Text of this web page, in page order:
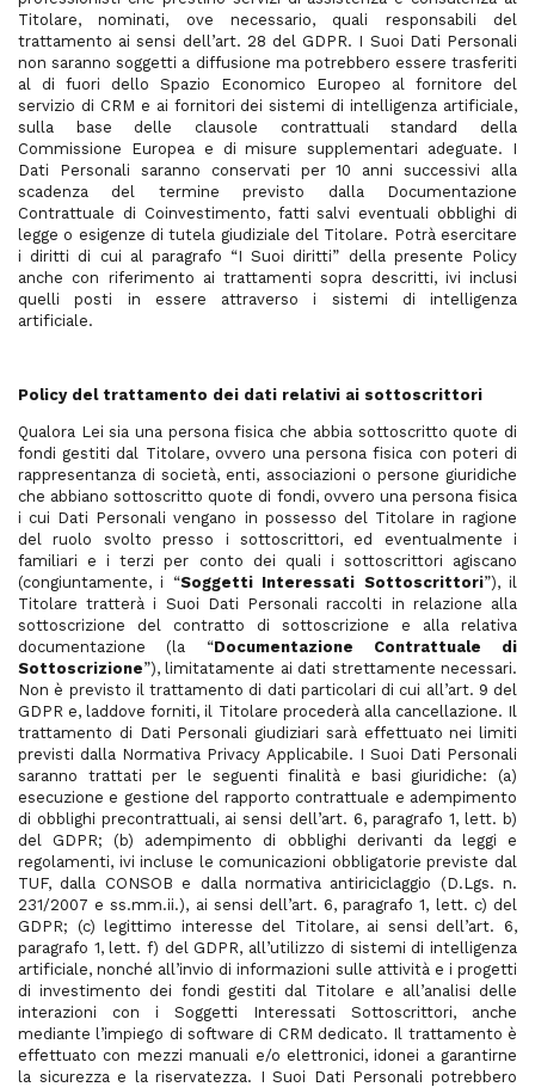
Titolare, nominati, ove necessario, quali responsabili del
trattamento ai sensi dell’art. 28 del GDPR. I Suoi Dati Personali
non saranno soggetti a diffusione ma potrebbero essere trasferiti
al di fuori dello Spazio Economico Europeo al fornitore del
servizio di CRM e ai fornitori dei sistemi di intelligenza artificiale,
sulla base delle clausole contrattuali standard della
Commissione Europea e di misure supplementari adeguate. I
Dati Personali saranno conservati per 10 anni successivi alla
scadenza del termine previsto dalla Documentazione
Contrattuale di Coinvestimento, fatti salvi eventuali obblighi di
legge o esigenze di tutela giudiziale del Titolare. Potrà esercitare
i diritti di cui al paragrafo “I Suoi diritti” della presente Policy
anche con riferimento ai trattamenti sopra descritti, ivi inclusi
quelli posti in essere attraverso i sistemi di intelligenza
artificiale.
Policy del trattamento dei dati relativi ai sottoscrittori
Qualora Lei sia una persona fisica che abbia sottoscritto quote di
fondi gestiti dal Titolare, ovvero una persona fisica con poteri di
rappresentanza di società, enti, associazioni o persone giuridiche
che abbiano sottoscritto quote di fondi, ovvero una persona fisica
i cui Dati Personali vengano in possesso del Titolare in ragione
del ruolo svolto presso i sottoscrittori, ed eventualmente i
familiari e i terzi per conto dei quali i sottoscrittori agiscano
(congiuntamente, i “Soggetti Interessati Sottoscrittori”), il
Titolare tratterà i Suoi Dati Personali raccolti in relazione alla
sottoscrizione del contratto di sottoscrizione e alla relativa
documentazione (la “Documentazione Contrattuale di
Sottoscrizione”), limitatamente ai dati strettamente necessari.
Non è previsto il trattamento di dati particolari di cui all’art. 9 del
GDPR e, laddove forniti, il Titolare procederà alla cancellazione. Il
trattamento di Dati Personali giudiziari sarà effettuato nei limiti
previsti dalla Normativa Privacy Applicabile. I Suoi Dati Personali
saranno trattati per le seguenti finalità e basi giuridiche: (a)
esecuzione e gestione del rapporto contrattuale e adempimento
di obblighi precontrattuali, ai sensi dell’art. 6, paragrafo 1, lett. b)
del GDPR; (b) adempimento di obblighi derivanti da leggi e
regolamenti, ivi incluse le comunicazioni obbligatorie previste dal
TUF, dalla CONSOB e dalla normativa antiriciclaggio (D.Lgs. n.
231/2007 e ss.mm.ii.), ai sensi dell’art. 6, paragrafo 1, lett. c) del
GDPR; (c) legittimo interesse del Titolare, ai sensi dell’art. 6,
paragrafo 1, lett. f) del GDPR, all’utilizzo di sistemi di intelligenza
artificiale, nonché all’invio di informazioni sulle attività e i progetti
di investimento dei fondi gestiti dal Titolare e all’analisi delle
interazioni con i Soggetti Interessati Sottoscrittori, anche
mediante l’impiego di software di CRM dedicato. Il trattamento è
effettuato con mezzi manuali e/o elettronici, idonei a garantirne
la sicurezza e la riservatezza. I Suoi Dati Personali potrebbero